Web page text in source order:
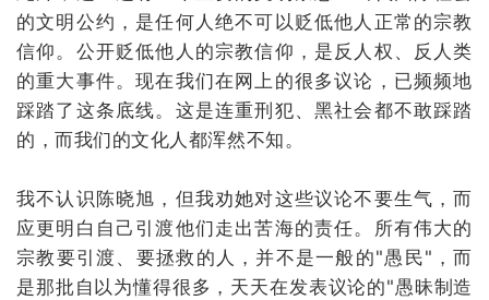
的文明公约，是任何人绝不可以贬低他人正常的宗教
信仰。公开贬低他人的宗教信仰，是反人权、反人类
的重大事件。现在我们在网上的很多议论，已频频地
踩踏了这条底线。这是连重刑犯、黑社会都不敢踩踏
的，而我们的文化人都浑然不知。
我不认识陈晓旭，但我劝她对这些议论不要生气，而
应更明白自己引渡他们走出苦海的责任。所有伟大的
宗教要引渡、要拯救的人，并不是一般的"愚民"，而
是那批自以为懂得很多，天天在发表议论的"愚昧制造